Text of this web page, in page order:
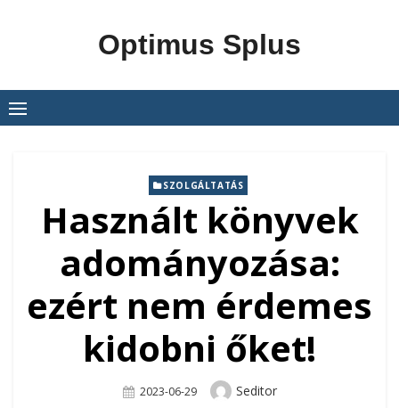
Optimus Splus
SZOLGÁLTATÁS
Használt könyvek
adományozása:
ezért nem érdemes
kidobni őket!
Posted
2023-06-29 Author
Seditor